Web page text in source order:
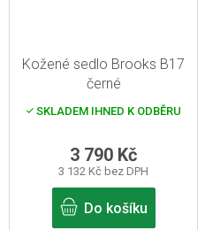
Kožené sedlo Brooks B17
černé
SKLADEM IHNED K ODBĚRU
3 132 Kč bez DPH
3 790 Kč
Do košíku